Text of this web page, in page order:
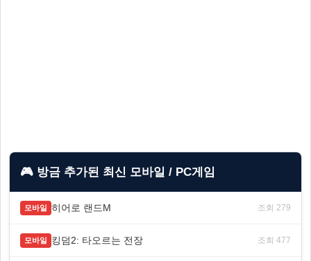
🎮 방금 추가된 최신 모바일 / PC게임
모바일 히어로 랜드M 조회 279
모바일 킹덤2: 타오르는 전장 조회 477